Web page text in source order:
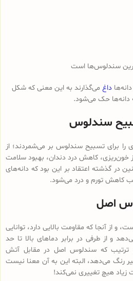
سندلوس‌ها است
داغ می‌گذارند به این معنی که شکل
دانه‌ها حک می‌شود.
سندلوس
را برای تسبیح سندلوس بر می‌شمردند؛ از
خون‌ریزی، کاهش درد دندان، بهبود سلامت
در گذشته اعتقاد بر این بود که دانه‌های
کاهش تورم و درد می‌شود.
اصل
از آنجا که مقاومت بالایی دارد، توانایی
و از طرفی در برابر دماهای بالا تا حد
ترتیب که سندلوس اصل در مقابل آتش
رنگ می‌دهد، البته این به آن معنا نیست
هیچ تغییری نمی‌کند!